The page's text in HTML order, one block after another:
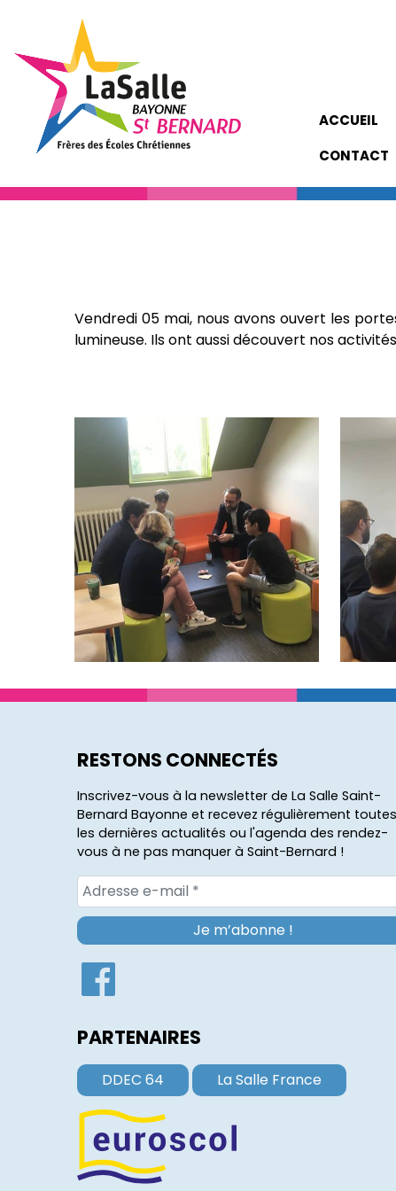
ACCUEIL
CONTACT
Vendredi 05 mai, nous avons ouvert les
lumineuse. Ils ont aussi découvert nos
RESTONS CONNECTÉS
Inscrivez-vous à la newsletter de La Salle Saint-
Bernard Bayonne et recevez régulièrement toutes
les dernières actualités ou l'agenda des rendez-
vous à ne pas manquer à Saint-Bernard !
PARTENAIRES
DDEC 64 La Salle France